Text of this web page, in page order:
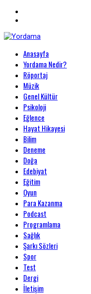
Yordama
PrimaryAnasayfa
Yordama Nedir?
Röportaj
Müzik
Genel Kültür
Psikoloji
Eğlence
Hayat Hikayesi
Bilim
Deneme
Doğa
Edebiyat
Eğitim
Oyun
Para Kazanma
Podcast
Programlama
Sağlık
Şarkı Sözleri
Spor
Test
Dergi
İletişim